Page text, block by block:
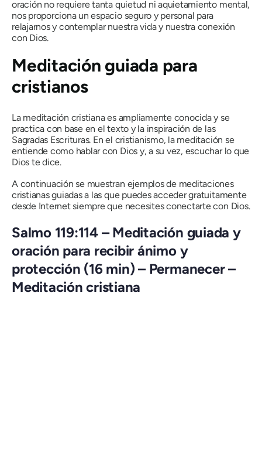
oración no requiere tanta quietud ni aquietamiento mental,
nos proporciona un espacio seguro y personal para
relajarnos y contemplar nuestra vida y nuestra conexión
con Dios.
Meditación guiada para
cristianos
La meditación cristiana es ampliamente conocida y se
practica con base en el texto y la inspiración de las
Sagradas Escrituras. En el cristianismo, la meditación se
entiende como hablar con Dios y, a su vez, escuchar lo que
Dios te dice.
A continuación se muestran ejemplos de meditaciones
cristianas guiadas a las que puedes acceder gratuitamente
desde Internet siempre que necesites conectarte con Dios.
Salmo 119:114 – Meditación guiada y
oración para recibir ánimo y
protección (16 min) – Permanecer –
Meditación cristiana